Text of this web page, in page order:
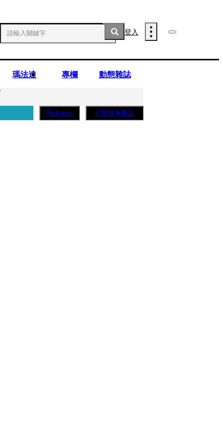
登入
瑪法達 專欄
動態雜誌
Podcasts 訂閱紙本雜誌